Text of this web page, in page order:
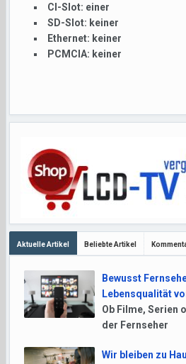
CI-Slot: einer
SD-Slot: keiner
Ethernet: keiner
PCMCIA: keiner
Aktuelle Artikel Beliebte Artikel
Bewusst
Lebensqualität
Ob Filme, Serien
der Fernseher
Wir bleiben zu